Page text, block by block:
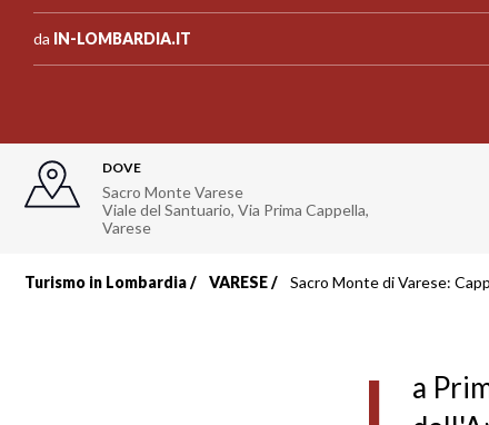
da IN-LOMBARDIA.IT
DOVE
Sacro Monte Varese
Viale del Santuario, Via Prima Cappella,
Varese
Turismo in Lombardia VARESE Sacro Monte di Varese:
a